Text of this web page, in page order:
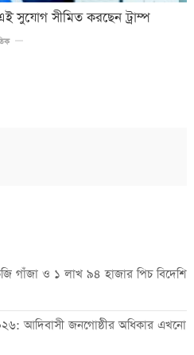
সুযোগ সীমিত করছেন ট্রাম্প
গাঁজা ও ১ লাখ ৯৪ হাজার পিচ বিদেশি
আদিবাসী জনগোষ্ঠীর অধিকার এখনো